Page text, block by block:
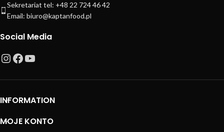
Sekretariat tel: +48 22 724 46 42
Email: biuro@kaptanfood.pl
Social Media
INFORMATION
MOJE KONTO